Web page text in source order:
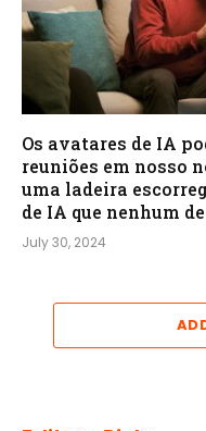
Os avatares de IA
reuniões em nosso
uma ladeira
de IA que nenhum
July 30, 2024